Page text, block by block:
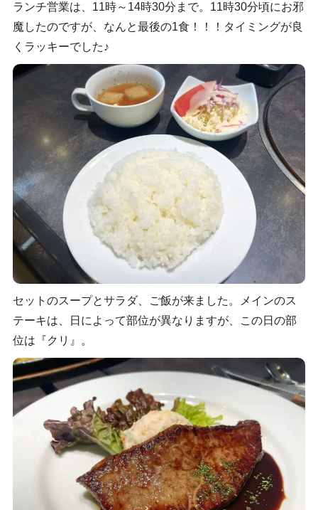
ランチ営業は、11時～14時30分まで。11時30分頃にお邪
魔したのですが、なんと最後の1食！！！タイミングが良
くラッキーでした♪
セットのスープとサラダ、ご飯が来ました。メインのス
テーキは、日によって部位が異なりますが、この日の部
位は『クリ』。